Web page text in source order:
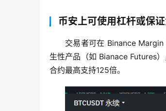
币安上可使用杠杆或保证
交易者可在 Binance
生性产品（如 Bianace Futures
合约最高支持125倍。